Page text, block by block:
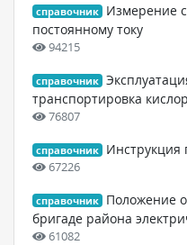
справочник
Измерение
постоянному току
94215
справочник
транспортировка
76807
справочник Инструкция
67226
справочник
Положение
бригаде района
61082